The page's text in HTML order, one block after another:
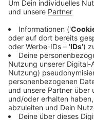
nicht erlaubt - außer
eigentlich nur auf
Fahrradstraßen
Fahrbahnen - nicht
Anzeige